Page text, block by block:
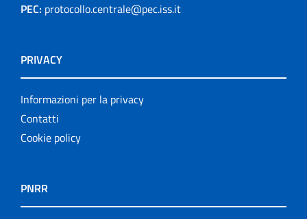
PEC: protocollo.centrale@pec.iss.it
PRIVACY
Informazioni per la privacy
Contatti
Cookie policy
PNRR